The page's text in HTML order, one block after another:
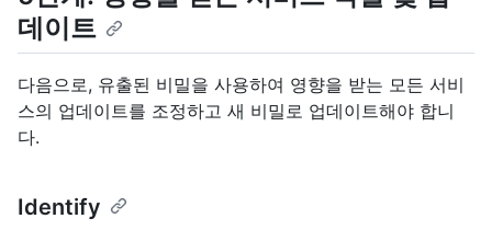
데이트
다음으로, 유출된 비밀을 사용하여 영향을 받는 모든 서비
스의 업데이트를 조정하고 새 비밀로 업데이트해야 합니
다.
Identify